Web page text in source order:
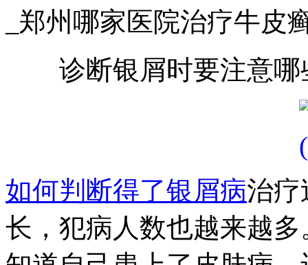
_郑州哪家医院治疗牛皮
诊断银屑时要注意哪
如何判断得了银屑病治疗
长，犯病人数也越来越